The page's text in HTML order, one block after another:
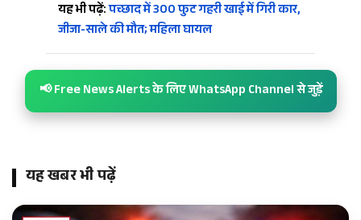
यह भी पढ़ें:पच्छाद में 300 फुट गहरी खाई में गिरी कार,
जीजा-साले की मौत; महिला घायल
📢 Free News Alerts के लिए WhatsApp Channel से जुड़ें
यह खबर भी पढ़ें